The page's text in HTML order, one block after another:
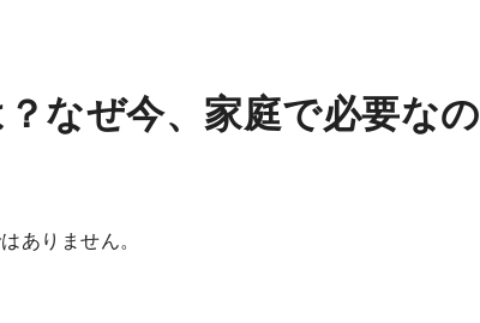
なぜ今、家庭で必要なの
ありません。